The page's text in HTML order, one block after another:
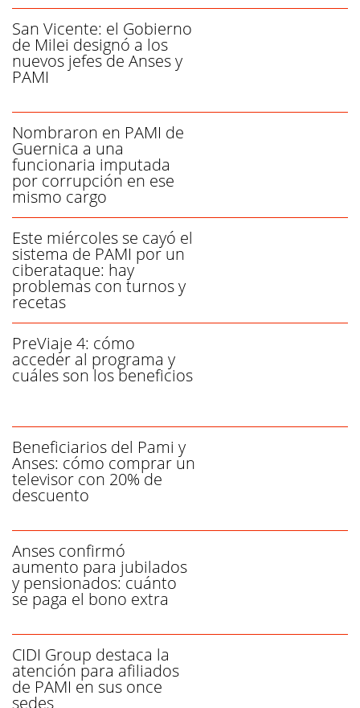
San Vicente: el Gobierno
de Milei designó a los
nuevos jefes de Anses y
PAMI
Nombraron en PAMI de
Guernica a una
funcionaria imputada
por corrupción en ese
mismo cargo
Este miércoles se cayó el
sistema de PAMI por un
ciberataque: hay
problemas con turnos y
recetas
PreViaje 4: cómo
acceder al programa y
cuáles son los beneficios
Beneficiarios del Pami y
Anses: cómo comprar un
televisor con 20% de
descuento
Anses confirmó
aumento para jubilados
y pensionados: cuánto
se paga el bono extra
CIDI Group destaca la
atención para afiliados
de PAMI en sus once
sedes